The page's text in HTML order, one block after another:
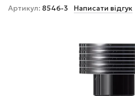
Артикул: 8546-3 Написати відгук